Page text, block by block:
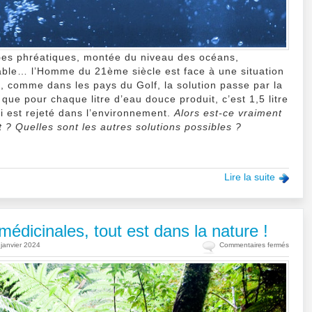
phréatiques, montée du niveau des océans,
l’Homme du 21ème siècle est face à une situation
dans les pays du Golf, la solution passe par la
que pour chaque litre d’eau douce produit, c’est 1,5 litre
rejeté dans l’environnement. Alors est-ce vraiment
Quelles sont les autres solutions possibles ?
Lire la suite
tout est dans la nature !
2024 Commentaires ferméssur
(Dossier)